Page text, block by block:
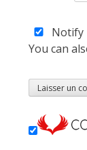
Notify
You can